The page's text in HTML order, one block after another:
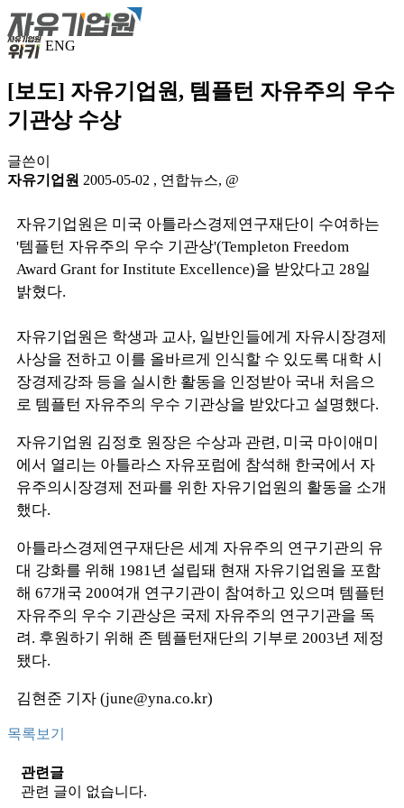
ENG
[보도] 자유기업원, 템플턴 자유주의 우수
기관상 수상
글쓴이
자유기업원 2005-05-02 , 연합뉴스, @
자유기업원은 미국 아틀라스경제연구재단이 수여하는
'템플턴 자유주의 우수 기관상'(Templeton Freedom
Award Grant for Institute Excellence)을 받았다고 28일
밝혔다.
자유기업원은 학생과 교사, 일반인들에게 자유시장경제
사상을 전하고 이를 올바르게 인식할 수 있도록 대학 시
장경제강좌 등을 실시한 활동을 인정받아 국내 처음으
로 템플턴 자유주의 우수 기관상을 받았다고 설명했다.
자유기업원 김정호 원장은 수상과 관련, 미국 마이애미
에서 열리는 아틀라스 자유포럼에 참석해 한국에서 자
유주의시장경제 전파를 위한 자유기업원의 활동을 소개
했다.
아틀라스경제연구재단은 세계 자유주의 연구기관의 유
대 강화를 위해 1981년 설립돼 현재 자유기업원을 포함
해 67개국 200여개 연구기관이 참여하고 있으며 템플턴
자유주의 우수 기관상은 국제 자유주의 연구기관을 독
려. 후원하기 위해 존 템플턴재단의 기부로 2003년 제정
됐다.
김현준 기자 (june@yna.co.kr)
목록보기
관련글
관련 글이 없습니다.